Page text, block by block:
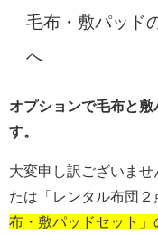
毛布・敷パッド
へ
オプションで毛布と
す。
大変申し訳ございま
たは「レンタル布団２
布・敷パッドセット